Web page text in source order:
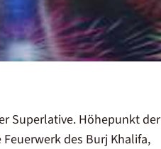
Superlative. Höhepunkt der
des Burj Khalifa,